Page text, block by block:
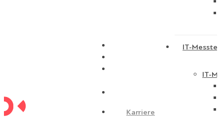
Karriere
IT-
IT-